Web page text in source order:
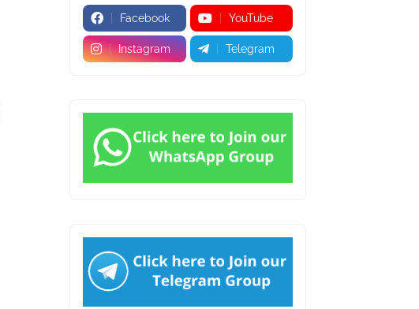
Facebook YouTube
Instagram Telegram